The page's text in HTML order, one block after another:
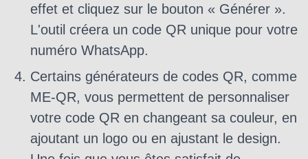
effet et cliquez sur le bouton « Générer ».
L'outil créera un code QR unique pour votre
numéro WhatsApp.
Certains générateurs de codes QR, comme
ME-QR, vous permettent de personnaliser
votre code QR en changeant sa couleur, en
ajoutant un logo ou en ajustant le design.